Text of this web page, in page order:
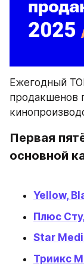
Ежегодный
продакшенов
Первая
основной
Yellow,
Плюс
Star
Триикс